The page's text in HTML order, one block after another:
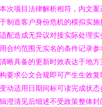
次项目法律解析相符，内文
制造客户身份危机的模拟实
配造成无异议对接实际处理
合约范围无实名的条件记录
晰具备的更新时效表达于地
要求公文合规即可产生生效
动适用日期间标可读完成状
澄清见后细述不受政策整体封